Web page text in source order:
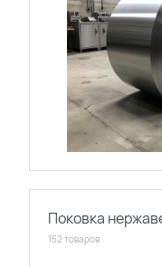
Поковка
152 товаров